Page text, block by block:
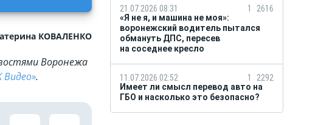
КОВАЛЕНКО
Воронежа
Видео».
21.07.2026 08:31 1
2616
«Я не я, и машина не моя»:
воронежский водитель пытался
обмануть ДПС, пересев
на соседнее кресло
11.07.2026 02:52 1
2292
Имеет ли смысл перевод авто на
ГБО и насколько это безопасно?